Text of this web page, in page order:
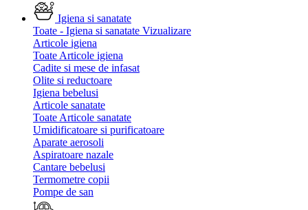
Igiena si sanatate
Toate - Igiena si sanatate Vizualizare
Articole igiena
Toate Articole igiena
Cadite si mese de infasat
Olite si reductoare
Igiena bebelusi
Articole sanatate
Toate Articole sanatate
Umidificatoare si purificatoare
Aparate aerosoli
Aspiratoare nazale
Cantare bebelusi
Termometre copii
Pompe de san